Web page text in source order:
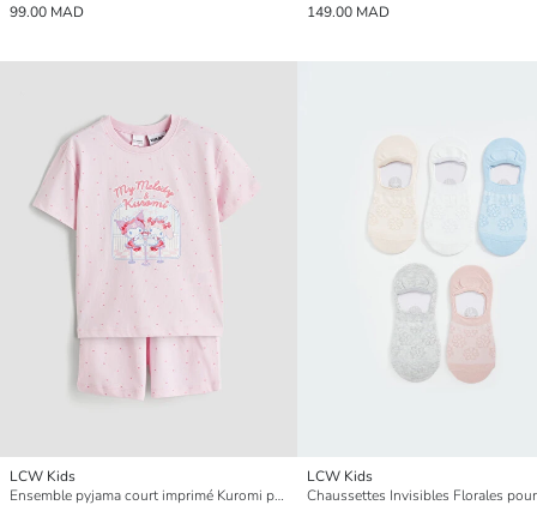
99.00 MAD
149.00 MAD
LCW Kids
Ensemble pyjama court imprimé Kuromi pour Filles
LCW Kids